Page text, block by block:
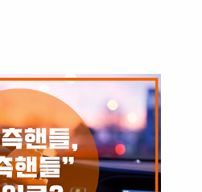
heavy fine dust, which is